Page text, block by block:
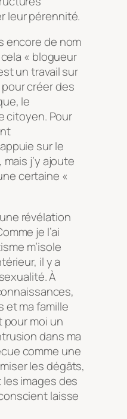
leur pérennité.
encore de nom
« blogueur
un travail sur
créer des
le
citoyen. Pour
sur le
j’y ajoute
certaine «
révélation
je l’ai
m’isole
il y a
À
et ma famille
pour moi un
dans ma
comme une
les dégâts,
les images des
laisse